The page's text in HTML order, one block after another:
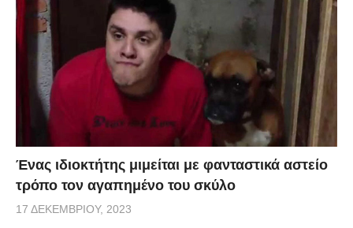
Ένας ιδιοκτήτης μιμείται με φανταστικά αστείο
τρόπο τον αγαπημένο του σκύλο
17 ΔΕΚΕΜΒΡΊΟΥ, 2023